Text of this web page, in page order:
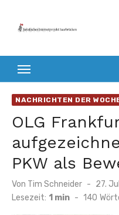
Inhalt
NACHRICHTEN DER
OLG
PKW als
Von Tim Schneider
am
27.
Lesezeit: 1 min - 140